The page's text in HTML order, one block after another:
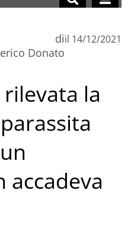
di
Donato
il 14/12/2021
rilevata la
accadeva